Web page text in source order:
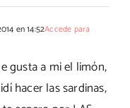
en 14:52Accede para
gusta a mi el limón,
hacer las sardinas,